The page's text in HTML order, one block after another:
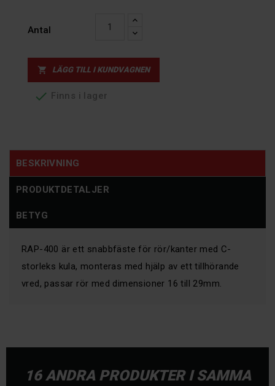
Antal
 LÄGG TILL I KUNDVAGNEN
 Finns i lager
BESKRIVNING
PRODUKTDETALJER
BETYG
RAP-400 är ett snabbfäste för rör/kanter med C-
storleks kula, monteras med hjälp av ett tillhörande
vred, passar rör med dimensioner 16 till 29mm.
16 ANDRA PRODUKTER I SAMMA